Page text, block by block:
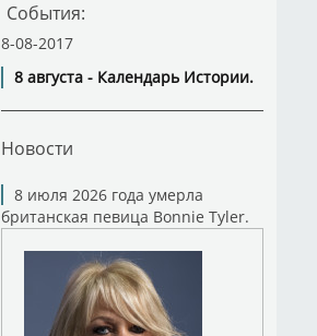
События:
8-08-2017
8 августа - Календарь Истории.
Новости
8 июля 2026 года умерла
британская певица Bonnie Tyler.